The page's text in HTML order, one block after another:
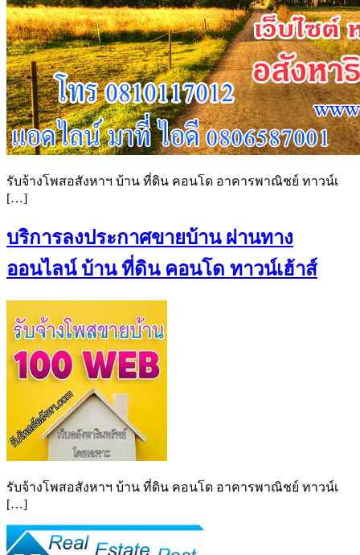
รับจ้างโพสอสังหาฯ บ้าน ที่ดิน คอนโด อาคารพาณิชย์ ทาวน์เ
[…]
บริการลงประกาศขายบ้าน ผ่านทาง
ออนไลน์ บ้าน ที่ดิน คอนโด ทาวน์เฮ้าส์
รับจ้างโพสอสังหาฯ บ้าน ที่ดิน คอนโด อาคารพาณิชย์ ทาวน์เ
[…]